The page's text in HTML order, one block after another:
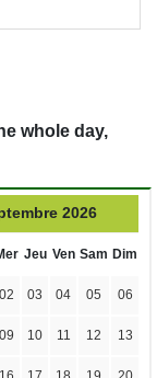
whole day,
2026
Jeu Ven Sam Dim
02 03 04 05 06
09 10 11 12 13